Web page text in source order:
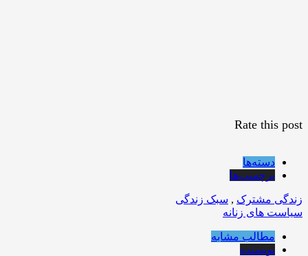
Rate this post
دسته‌ها
برچسب‌ها
زندگی مشترک , سبک زندگی
سیاست های زنانه
مطالب مشابه
نویسنده